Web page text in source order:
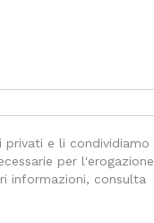
privati e li condividiamo
per l'erogazione
informazioni, consulta